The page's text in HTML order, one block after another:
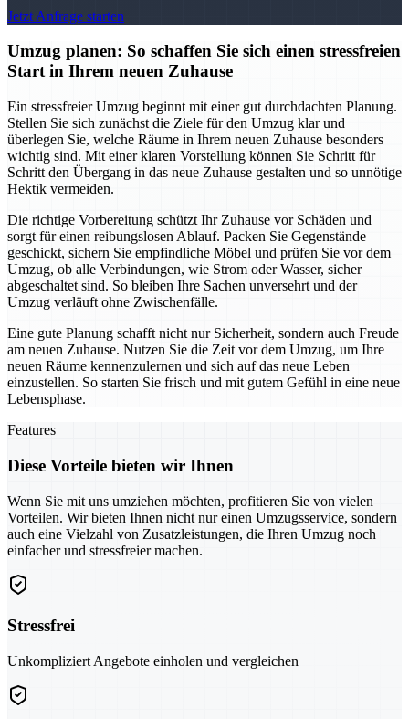
Jetzt Anfrage starten
Umzug planen: So schaffen Sie sich einen stressfreien
Start in Ihrem neuen Zuhause
Ein stressfreier Umzug beginnt mit einer gut durchdachten Planung.
Stellen Sie sich zunächst die Ziele für den Umzug klar und
überlegen Sie, welche Räume in Ihrem neuen Zuhause besonders
wichtig sind. Mit einer klaren Vorstellung können Sie Schritt für
Schritt den Übergang in das neue Zuhause gestalten und so unnötige
Hektik vermeiden.
Die richtige Vorbereitung schützt Ihr Zuhause vor Schäden und
sorgt für einen reibungslosen Ablauf. Packen Sie Gegenstände
geschickt, sichern Sie empfindliche Möbel und prüfen Sie vor dem
Umzug, ob alle Verbindungen, wie Strom oder Wasser, sicher
abgeschaltet sind. So bleiben Ihre Sachen unversehrt und der
Umzug verläuft ohne Zwischenfälle.
Eine gute Planung schafft nicht nur Sicherheit, sondern auch Freude
am neuen Zuhause. Nutzen Sie die Zeit vor dem Umzug, um Ihre
neuen Räume kennenzulernen und sich auf das neue Leben
einzustellen. So starten Sie frisch und mit gutem Gefühl in eine neue
Lebensphase.
Features
Diese Vorteile bieten wir Ihnen
Wenn Sie mit uns umziehen möchten, profitieren Sie von vielen
Vorteilen. Wir bieten Ihnen nicht nur einen Umzugsservice, sondern
auch eine Vielzahl von Zusatzleistungen, die Ihren Umzug noch
einfacher und stressfreier machen.
Stressfrei
Unkompliziert Angebote einholen und vergleichen